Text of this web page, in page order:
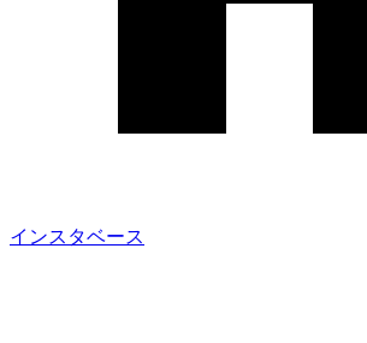
インスタベース